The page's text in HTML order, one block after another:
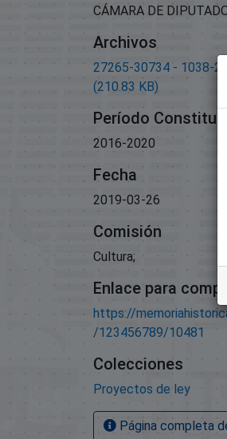
CÁMARA DE
Archivos
27265-30734 - 1038-
(210.83 KB)
Período
2016-2020
Fecha
2019-03-26
Comisión
Cultura;
Enlace para
https://
/123456789/10481
Colecciones
Proyectos de ley
Página completa